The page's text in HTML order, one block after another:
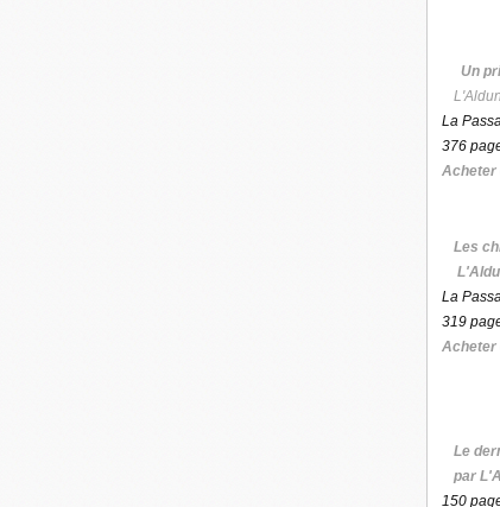
Un
La
376
Acheter
Les
La
319
Acheter
Le
par
150